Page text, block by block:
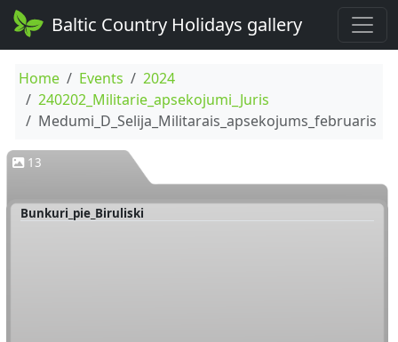
Baltic Country Holidays gallery
Home Events
2024
240202_Militarie_apsekojumi_Juris
Medumi_D_Selija_Militarais_apsekojums_februaris
13
Bunkuri_pie_Biruliski